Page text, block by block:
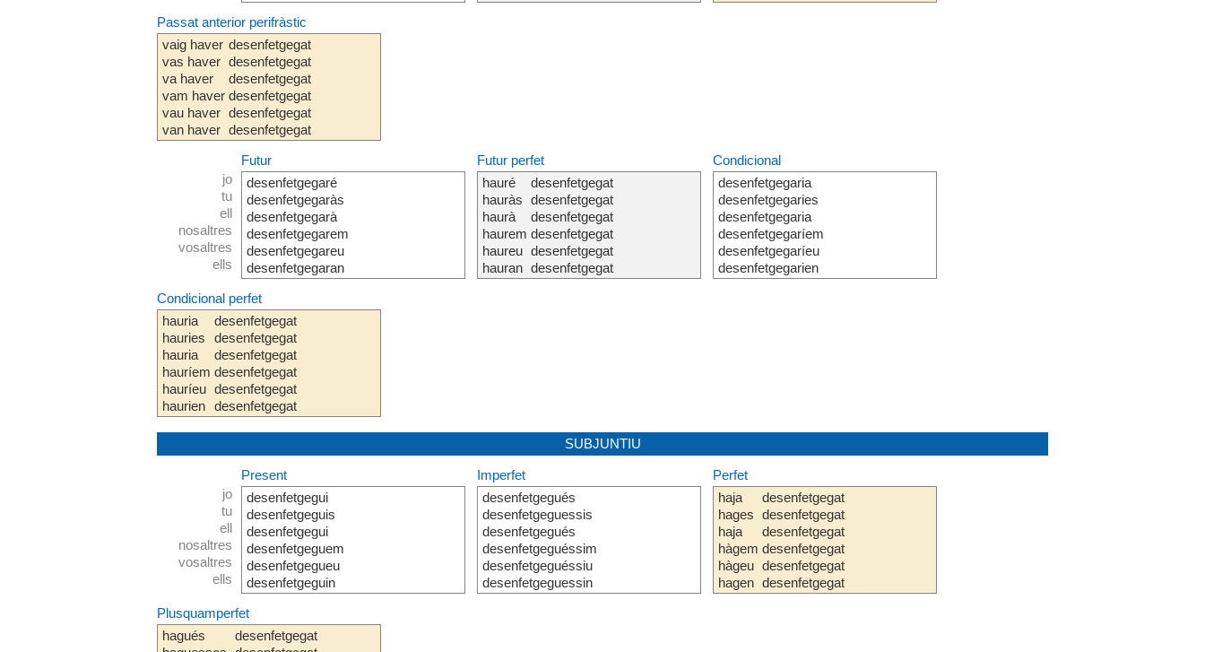
Passat anterior perifràstic
vaig haver
vas haver
va haver
vam haver
vau haver
van haver
desenfetgegat
desenfetgegat
desenfetgegat
desenfetgegat
desenfetgegat
desenfetgegat
jo
tu
ell
nosaltres
vosaltres
ells
Futur
desenfetgegaré
desenfetgegaràs
desenfetgegarà
desenfetgegarem
desenfetgegareu
desenfetgegaran
Futur perfet
hauré
hauràs
haurà
haurem
haureu
hauran
desenfetgegat
desenfetgegat
desenfetgegat
desenfetgegat
desenfetgegat
desenfetgegat
Condicional
desenfetgegaria
desenfetgegaries
desenfetgegaria
desenfetgegaríem
desenfetgegaríeu
desenfetgegarien
Condicional perfet
hauria
hauries
hauria
hauríem
hauríeu
haurien
desenfetgegat
desenfetgegat
desenfetgegat
desenfetgegat
desenfetgegat
desenfetgegat
SUBJUNTIU
jo
tu
ell
nosaltres
vosaltres
ells
Present
desenfetgegui
desenfetgeguis
desenfetgegui
desenfetgeguem
desenfetgegueu
desenfetgeguin
Imperfet
desenfetgegués
desenfetgeguessis
desenfetgegués
desenfetgeguéssim
desenfetgeguéssiu
desenfetgeguessin
Perfet
haja
hages
haja
hàgem
hàgeu
hagen
desenfetgegat
desenfetgegat
desenfetgegat
desenfetgegat
desenfetgegat
desenfetgegat
Plusquamperfet
hagués
desenfetgegat